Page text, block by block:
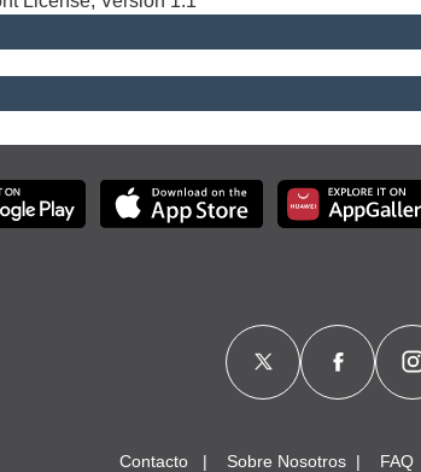
Contacto Sobre Nosotros FAQ